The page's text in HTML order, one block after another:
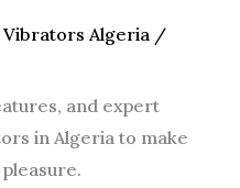
Vibrators Algeria/
and expert
in Algeria to make